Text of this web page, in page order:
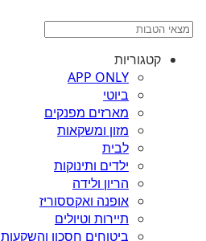
קטגוריות
APP ONLY
ביוטי
מארזים מפנקים
מזון ומשקאות
לבית
ילדים ותינוקות
הריון ולידה
אופנה ואקססוריז
תיירות וטיולים
ביטוחים חסכון והשקעות